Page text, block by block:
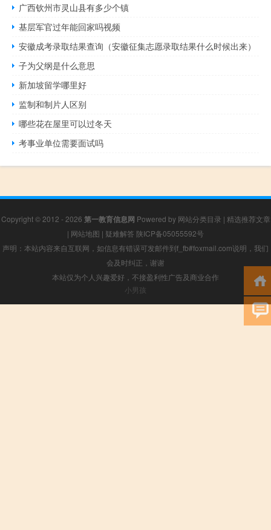
广西钦州市灵山县有多少个镇
基层军官过年能回家吗视频
安徽成考录取结果查询（安徽征集志愿录取结果什么时候出来）
子为父纲是什么意思
新加坡留学哪里好
监制和制片人区别
哪些花在屋里可以过冬天
考事业单位需要面试吗
Copyright © 2012 - 2026 第一教育信息网 Powered by 网站分类目录 | 精选推荐文章
| 网站地图 | 疑难解答 陕ICP备05055592号
声明：本站内容来自互联网，如信息有错误可发邮件到f_fb#foxmail.com说明，我们
会及时纠正，谢谢
本站仅为个人兴趣爱好，不接盈利性广告及商业合作
小男孩